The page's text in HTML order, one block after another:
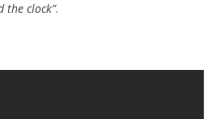
the clock”.